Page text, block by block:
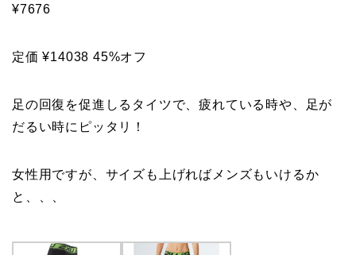
¥7676
定価 ¥14038 45%オフ
足の回復を促進しるタイツで、疲れている時や、足が
だるい時にピッタリ！
女性用ですが、サイズも上げればメンズもいけるか
と、、、